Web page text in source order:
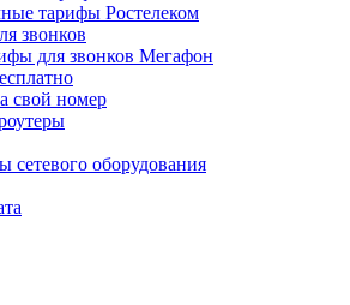
тарифы Ростелеком
звонков
для звонков Мегафон
свой номер
сетевого оборудования